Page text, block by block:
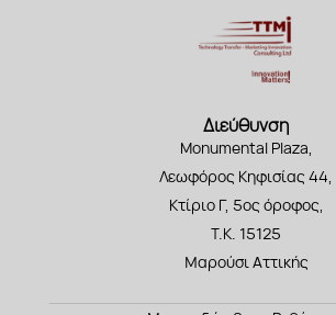
Διεύθυνση
Monumental Plaza,
Λεωφόρος Κηφισίας 44,
Κτίριο Γ, 5ος όροφος,
Τ.Κ. 15125
Μαρούσι Αττικής